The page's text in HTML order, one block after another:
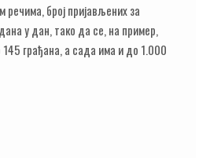
број пријављених за
у дан, тако да се, на пример,
145 грађана, а сада има и до 1.000